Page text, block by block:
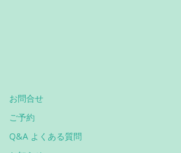
お問合せ
ご予約
Q&A よくある質問